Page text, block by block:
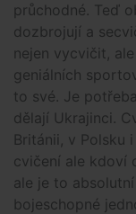
průchodné. Teď
dozbrojují a
nejen vycvičit,
geniálních
to své. Je
dělají Ukrajinci.
Británii, v Polsku
cvičení ale kdoví
ale je to
bojeschopné